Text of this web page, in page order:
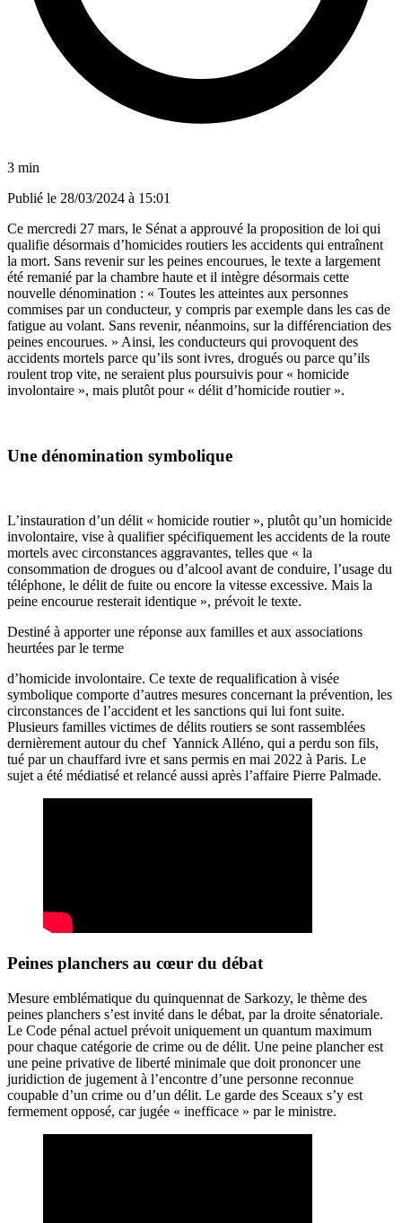
3 min
Publié le 28/03/2024 à 15:01
Ce mercredi 27 mars, le Sénat a approuvé la proposition de loi qui
qualifie désormais d’homicides routiers les accidents qui entraînent
la mort. Sans revenir sur les peines encourues, le texte a largement
été remanié par la chambre haute et il intègre désormais cette
nouvelle dénomination : « Toutes les atteintes aux personnes
commises par un conducteur, y compris par exemple dans les cas de
fatigue au volant. Sans revenir, néanmoins, sur la différenciation des
peines encourues. » Ainsi, les conducteurs qui provoquent des
accidents mortels parce qu’ils sont ivres, drogués ou parce qu’ils
roulent trop vite, ne seraient plus poursuivis pour « homicide
involontaire », mais plutôt pour « délit d’homicide routier ».
Une dénomination symbolique
L’instauration d’un délit « homicide routier », plutôt qu’un homicide
involontaire, vise à qualifier spécifiquement les accidents de la route
mortels avec circonstances aggravantes, telles que « la
consommation de drogues ou d’alcool avant de conduire, l’usage du
téléphone, le délit de fuite ou encore la vitesse excessive. Mais la
peine encourue resterait identique », prévoit le texte.
Destiné à apporter une réponse aux familles et aux associations
heurtées par le terme
d’homicide involontaire. Ce texte de requalification à visée
symbolique comporte d’autres mesures concernant la prévention, les
circonstances de l’accident et les sanctions qui lui font suite.
Plusieurs familles victimes de délits routiers se sont rassemblées
dernièrement autour du chef Yannick Alléno, qui a perdu son fils,
tué par un chauffard ivre et sans permis en mai 2022 à Paris. Le
sujet a été médiatisé et relancé aussi après l’affaire Pierre Palmade.
Peines planchers au cœur du débat
Mesure emblématique du quinquennat de Sarkozy, le thème des
peines planchers s’est invité dans le débat, par la droite sénatoriale.
Le Code pénal actuel prévoit uniquement un quantum maximum
pour chaque catégorie de crime ou de délit. Une peine plancher est
une peine privative de liberté minimale que doit prononcer une
juridiction de jugement à l’encontre d’une personne reconnue
coupable d’un crime ou d’un délit. Le garde des Sceaux s’y est
fermement opposé, car jugée « inefficace » par le ministre.